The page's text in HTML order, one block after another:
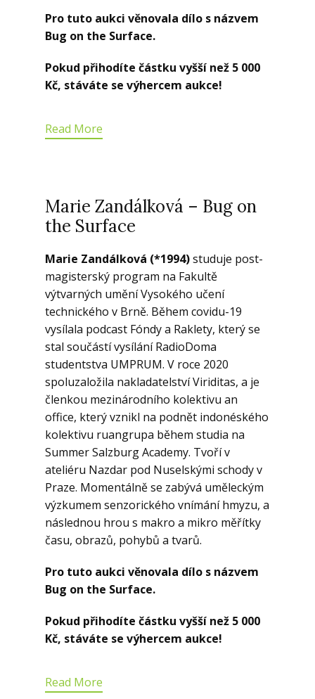
Pro tuto aukci věnovala dílo s názvem
Bug on the Surface.
Pokud přihodíte částku vyšší než 5 000
Kč, stáváte se výhercem aukce!
Read More
Marie Zandálková – Bug on
the Surface
Marie Zandálková (*1994)studuje post-
magisterský program na Fakultě
výtvarných umění Vysokého učení
technického v Brně. Během covidu-19
vysílala podcast Fóndy a Raklety, který se
stal součástí vysílání RadioDoma
studentstva UMPRUM. V roce 2020
spoluzaložila nakladatelství Viriditas, a je
členkou mezinárodního kolektivu an
office, který vznikl na podnět indonéského
kolektivu ruangrupa během studia na
Summer Salzburg Academy. Tvoří v
ateliéru Nazdar pod Nuselskými schody v
Praze. Momentálně se zabývá uměleckým
výzkumem senzorického vnímání hmyzu, a
následnou hrou s makro a mikro měřítky
času, obrazů, pohybů a tvarů.
Pro tuto aukci věnovala dílo s názvem
Bug on the Surface.
Pokud přihodíte částku vyšší než 5 000
Kč, stáváte se výhercem aukce!
Read More